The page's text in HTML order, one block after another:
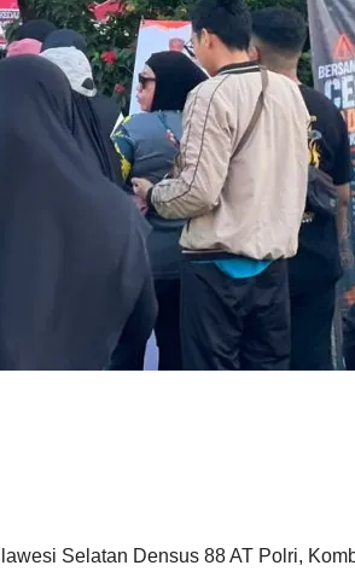
Selatan Densus 88 AT Polri,